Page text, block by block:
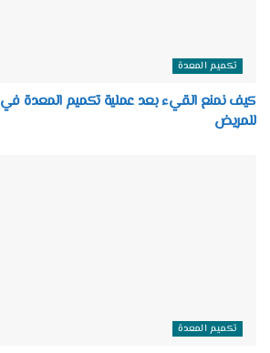
تكميم المعدة
كيف نمنع القيء بعد عملية تكميم المعدة في
للمريض
تكميم المعدة